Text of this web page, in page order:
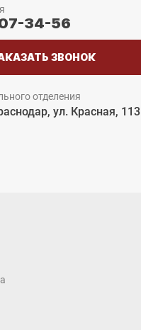
34-56
ЗВОНОК
отделения
ул. Красная, 113